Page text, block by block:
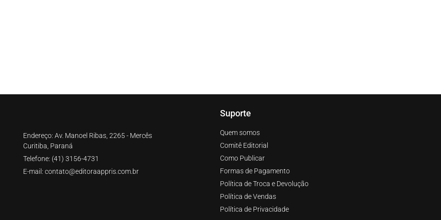
Endereço: Av. Manoel Ribas, 2265 - Mercês
Curitiba, Paraná
Telefone: (41) 3156-4731
E-mail: contato@editoraappris.com.br
Suporte
Quem somos
Comitê Editorial
Como Publicar
Formas de Pagamento
Política de Troca e Devolução
Política de Vendas
Política de Privacidade